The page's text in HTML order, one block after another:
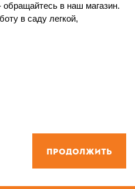
обращайтесь в наш магазин.
в саду легкой,
Продолжить